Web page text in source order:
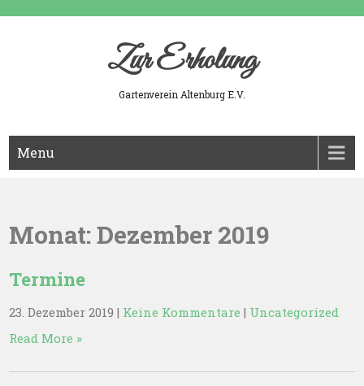
Zur Erholung
Gartenverein Altenburg E.V.
Menu
Monat:Dezember 2019
Termine
23. Dezember 2019 | Keine Kommentare | Uncategorized
Read More »